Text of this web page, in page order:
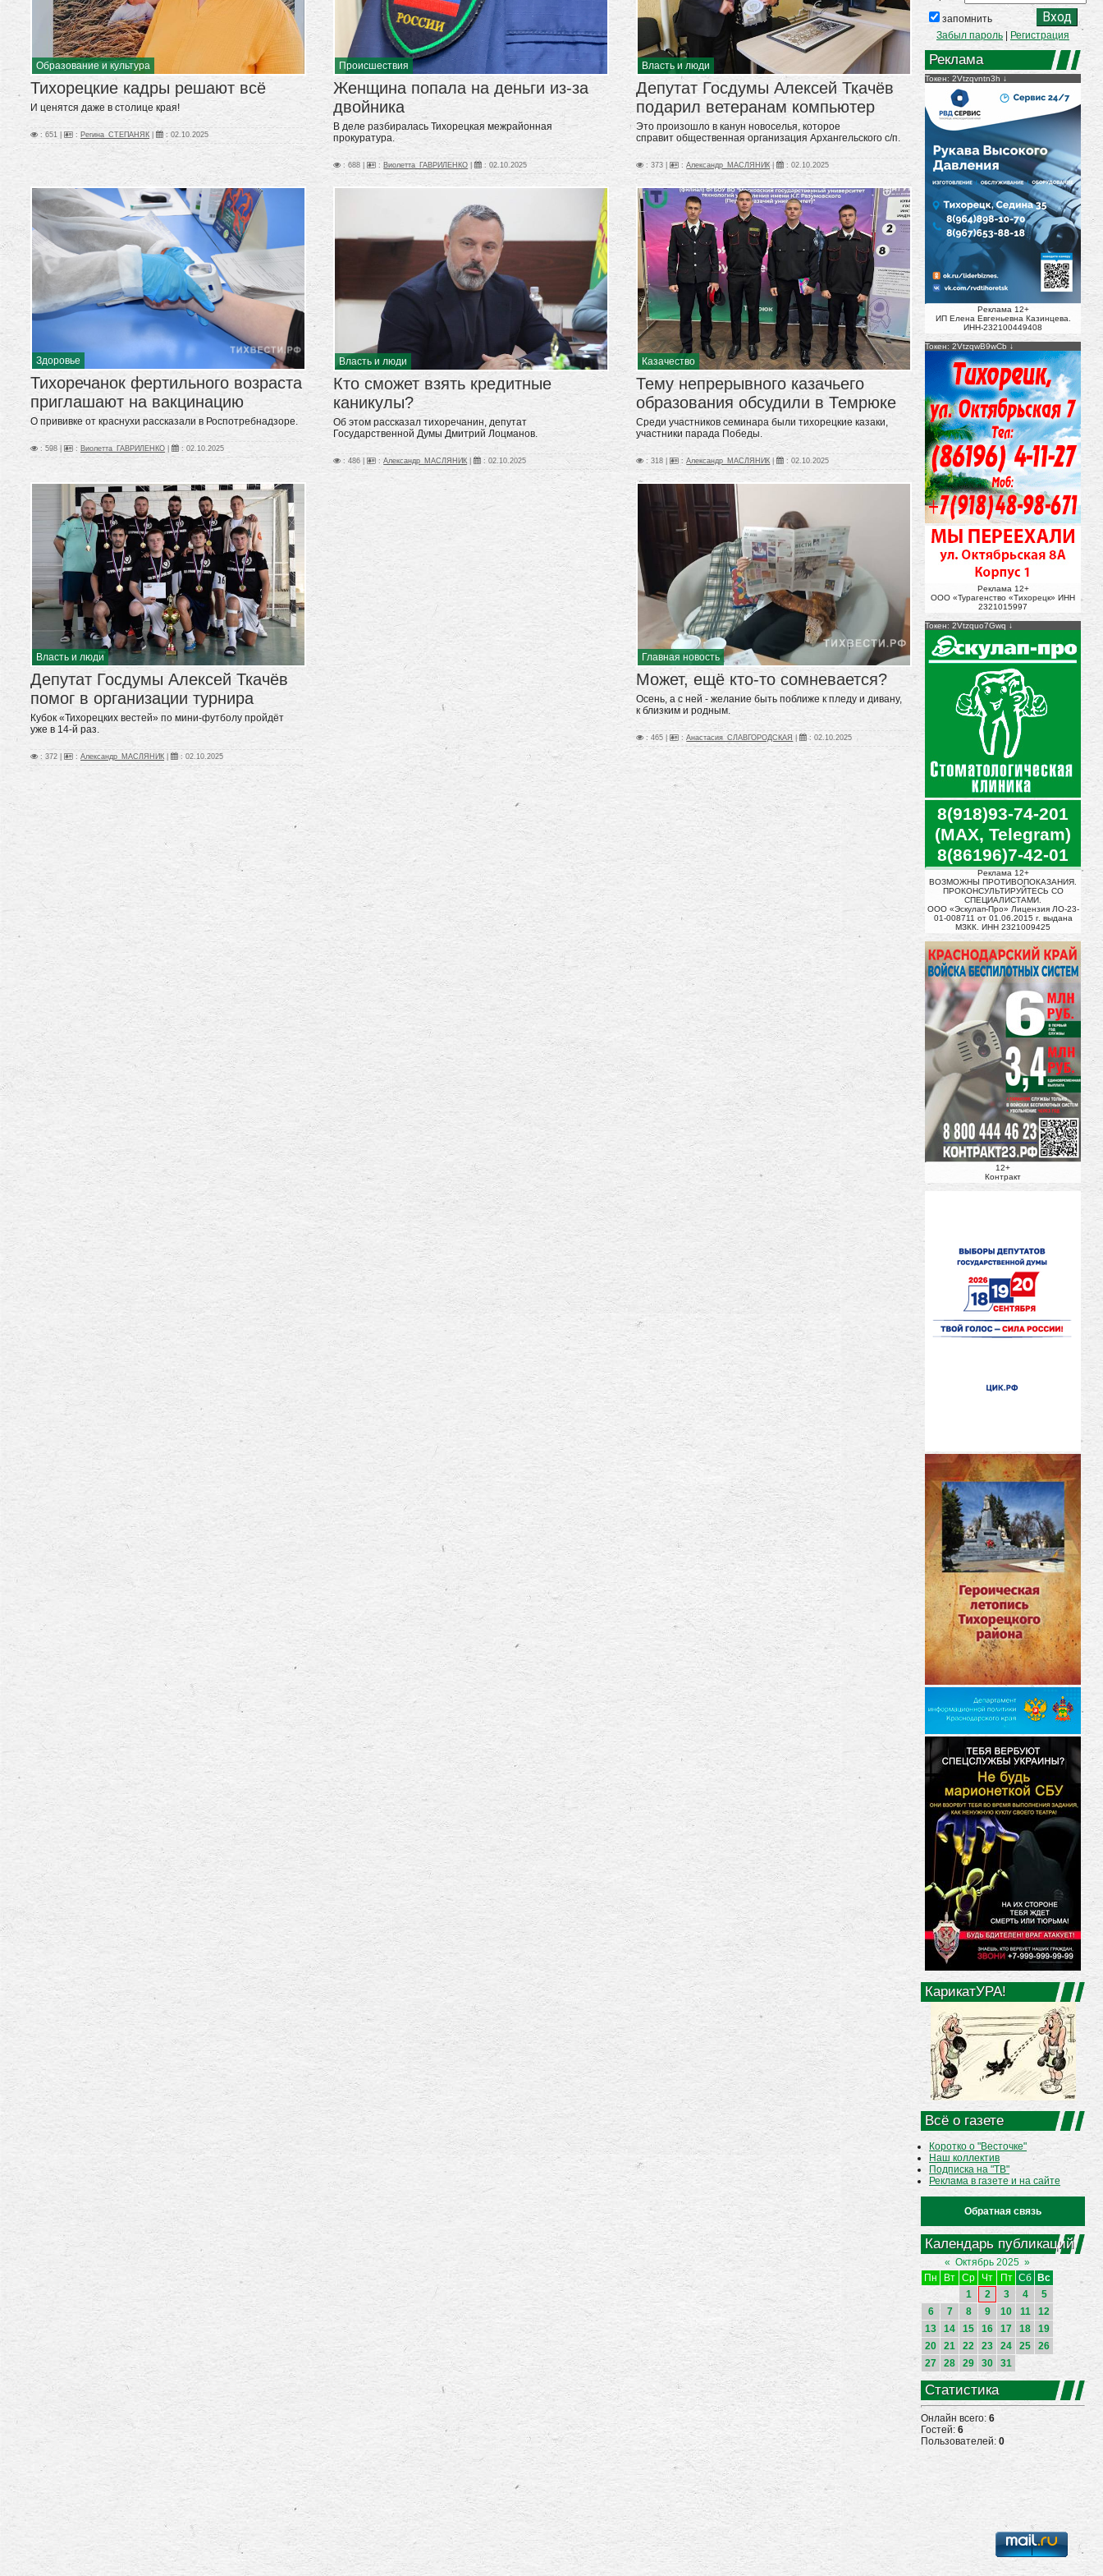
запомнить
Забыл пароль
Регистрация
Реклама
Токен: 2Vtzqvntn3h
Реклама 12+
ИП Елена Евгеньевна Казинцева.
ИНН-232100449408
Токен: 2VtzqwB9wCb
Реклама 12+
ООО «Турагенство «Тихорецк» ИНН
2321015997
Токен: 2Vtzquo7Gwq
8(918)93-74-201
(MAX, Telegram)
8(86196)7-42-01
Реклама 12+
ВОЗМОЖНЫ ПРОТИВОПОКАЗАНИЯ.
ПРОКОНСУЛЬТИРУЙТЕСЬ СО
СПЕЦИАЛИСТАМИ.
ООО «Эскулап-Про» Лицензия ЛО-23-
01-008711 от 01.06.2015 г. выдана
МЗКК. ИНН 2321009425
12+
Контракт
КарикатУРА!
Всё о газете
Коротко о "Весточке"
Наш коллектив
Подписка на "ТВ"
Реклама в газете и на сайте
Обратная связь
Календарь публикаций
« Октябрь 2025 »
Пн
Вт Ср Чт Пт Сб
Вс
1
2 3 4
5
6
7 8 9 10 11
12
13
14 15 16 17 18
19
20
21 22 23 24 25
26
27
28 29 30 31
Статистика
Онлайн всего: 6
Гостей: 6
Пользователей: 0
Образование и культура
Тихорецкие кадры решают всё
И ценятся даже в столице края!
: 651 | : Регина_СТЕПАНЯК : 02.10.2025
Происшествия
Женщина попала на деньги из-за
двойника
В деле разбиралась Тихорецкая межрайонная
прокуратура.
: 688 | : Виолетта_ГАВРИЛЕНКО | :02.10.2025
Власть и люди
Депутат Госдумы Алексей Ткачёв
подарил ветеранам компьютер
Это произошло в канун новоселья, которое
справит общественная организация Архангельского с/п.
: 373 | :Александр_МАСЛЯНИК | :02.10.2025
Здоровье
Тихоречанок фертильного возраста
приглашают на вакцинацию
О прививке от краснухи рассказали в Роспотребнадзоре.
: 598 | : Виолетта_ГАВРИЛЕНКО : 02.10.2025
Власть и люди
Кто сможет взять кредитные
каникулы?
Об этом рассказал тихоречанин, депутат
Государственной Думы Дмитрий Лоцманов.
: 486 | :Александр_МАСЛЯНИК| :02.10.2025
Казачество
Тему непрерывного казачьего
образования обсудили в Темрюке
Среди участников семинара были тихорецкие казаки,
участники парада Победы.
: 318 | :Александр_МАСЛЯНИК | :02.10.2025
Власть и люди
Депутат Госдумы Алексей Ткачёв
помог в организации турнира
Кубок «Тихорецких вестей» по мини-футболу пройдёт
уже в 14-й раз.
: 372 | : Александр_МАСЛЯНИК :02.10.2025
Главная новость
Может, ещё кто-то сомневается?
Осень, а с ней - желание быть поближе к пледу и дивану,
к близким и родным.
: 465 | :Анастасия_СЛАВГОРОДСКАЯ | :02.10.2025